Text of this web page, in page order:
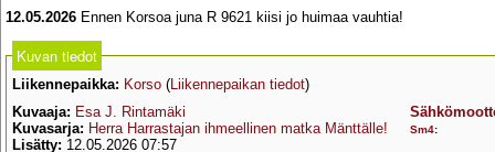
12.05.2026 Ennen Korsoa juna R 9621 kiisi jo huimaa vauhtia!
Kuvan tiedot
Liikennepaikka: Korso (Liikennepaikan tiedot)
Kuvaaja: Esa J. Rintamäki
Kuvasarja: Herra Harrastajan ihmeellinen matka Mänttälle!
Lisätty: 12.05.2026 07:57
Sm4: